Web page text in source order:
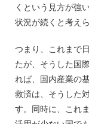
くという見方が強
状況が続くと考えら
つまり、これまで
たが、そうした国
れば、国内産業の
救済は、そうした
す。同時に、これ